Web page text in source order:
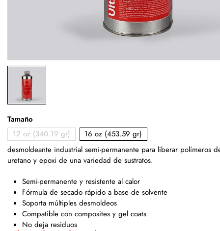
Tamaño
12 oz (340.19 gr)
16 oz (453.59 gr)
desmoldeante industrial semi-permanente para liberar polímeros
uretano y epoxi de una variedad de sustratos.
Semi-permanente y resistente al calor
Fórmula de secado rápido a base de solvente
Soporta múltiples desmoldeos
Compatible con composites y gel coats
No deja residuos